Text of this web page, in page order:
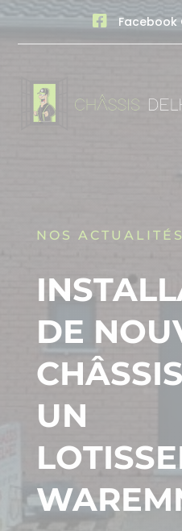
 Facebook
NOS ACTUALITÉS
DE
UN